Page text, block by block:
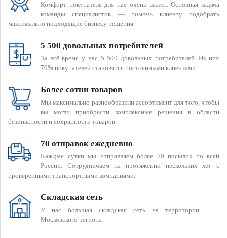
Комфорт покупателя для нас очень важен. Основная задача
команды специалистов — помочь клиенту подобрать
максимально подходящие бизнесу решения
5 500 довольных потребителей
За всё время у нас 5 500 довольных потребителей. Из них
70% покупателей становятся постоянными клиентами.
Более сотни товаров
Мы максимально разнообразили ассортимент для того, чтобы
вы могли приобрести комплексные решения в области
безопасности и сохранности товаров
70 отправок ежедневно
Каждые сутки мы отправляем более 70 посылок по всей
России. Сотрудничаем на протяжении нескольких лет с
проверенными транспортными компаниями.
Складская сеть
У нас большая складская сеть на территории
Московского региона